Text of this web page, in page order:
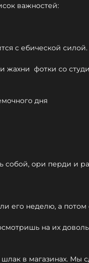
важностей:
с ебической
фотки со
дня
собой, ори перди и
его неделю, а
на их
в магазинах. Мы